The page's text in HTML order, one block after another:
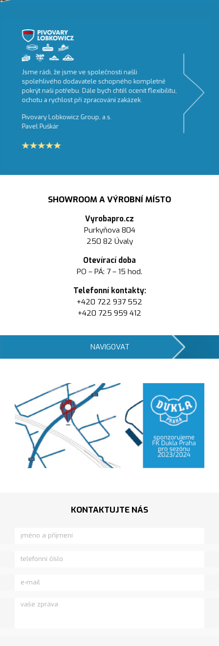
Jsme rádi, že jsme ve společnosti našli
spolehlivého dodavatele schopného kompletně
pokrýt naši potřebu. Dále bych chtěl ocenit flexibilitu,
ochotu a rychlost při zpracování zakázek.
Pivovary Lobkowicz Group, a.s.
Pavel Puškár
SHOWROOM A VÝROBNÍ MÍSTO
Vyrobapro.cz
Purkyňova 804
250 82 Úvaly
Otevírací doba
PO – PÁ: 7 – 15 hod.
Telefonní kontakty:
+420 722 937 552
+420 725 959 412
NAVIGOVAT
KONTAKTUJTE NÁS